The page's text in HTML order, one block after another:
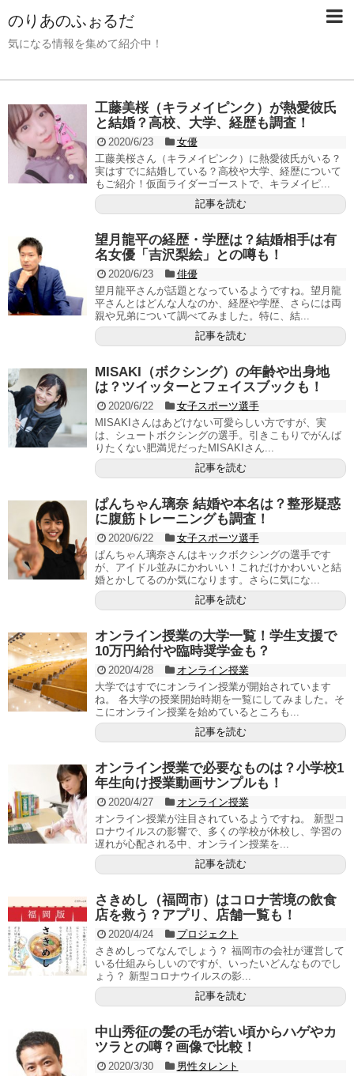
のりあのふぉるだ
気になる情報を集めて紹介中！
工藤美桜（キラメイピンク）が熱愛彼氏
と結婚？高校、大学、経歴も調査！
2020/6/23
女優
工藤美桜さん（キラメイピンク）に熱愛彼氏がいる？
実はすでに結婚している？高校や大学、経歴について
もご紹介！仮面ライダーゴーストで、キラメイピ...
記事を読む
望月龍平の経歴・学歴は？結婚相手は有
名女優「吉沢梨絵」との噂も！
2020/6/23
俳優
望月龍平さんが話題となっているようですね。望月龍
平さんとはどんな人なのか、経歴や学歴、さらには両
親や兄弟について調べてみました。特に、結...
記事を読む
MISAKI（ボクシング）の年齢や出身地
は？ツイッターとフェイスブックも！
2020/6/22
女子スポーツ選手
MISAKIさんはあどけない可愛らしい方ですが、実
は、シュートボクシングの選手。引きこもりでがんば
りたくない肥満児だったMISAKIさん...
記事を読む
ぱんちゃん璃奈 結婚や本名は？整形疑惑
に腹筋トレーニングも調査！
2020/6/22
女子スポーツ選手
ぱんちゃん璃奈さんはキックボクシングの選手です
が、アイドル並みにかわいい！これだけかわいいと結
婚とかしてるのか気になります。さらに気にな...
記事を読む
オンライン授業の大学一覧！学生支援で
10万円給付や臨時奨学金も？
2020/4/28
オンライン授業
大学ではすでにオンライン授業が開始されています
ね。 各大学の授業開始時期を一覧にしてみました。そ
こにオンライン授業を始めているところも...
記事を読む
オンライン授業で必要なものは？小学校1
年生向け授業動画サンプルも！
2020/4/27
オンライン授業
オンライン授業が注目されているようですね。 新型コ
ロナウイルスの影響で、多くの学校が休校し、学習の
遅れが心配される中、オンライン授業を...
記事を読む
さきめし（福岡市）はコロナ苦境の飲食
店を救う？アプリ、店舗一覧も！
2020/4/24
プロジェクト
さきめしってなんでしょう？ 福岡市の会社が運営して
いる仕組みらしいのですが、いったいどんなものでし
ょう？ 新型コロナウイルスの影...
記事を読む
中山秀征の髪の毛が若い頃からハゲやカ
ツラとの噂？画像で比較！
2020/3/30
男性タレント